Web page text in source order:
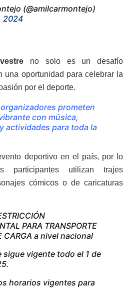
(@amilcarmontejo)
2024
no solo es un desafío
una oportunidad para celebrar la
por el deporte.
prometen
con música,
actividades para toda la
deportivo en el país, por lo
utilizan trajes
cómicos o de caricaturas
PARA TRANSPORTE
CARGA a nivel nacional
sigue vigente todo el 1 de
horarios vigentes para